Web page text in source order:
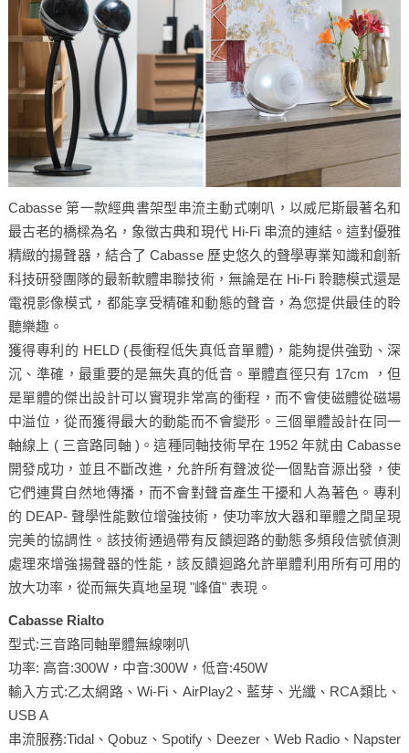
Cabasse 第一款經典書架型串流主動式喇叭，以威尼斯最著名和
最古老的橋樑為名，象徵古典和現代 Hi-Fi 串流的連結。這對優雅
精緻的揚聲器，結合了 Cabasse 歷史悠久的聲學專業知識和創新
科技研發團隊的最新軟體串聯技術，無論是在 Hi-Fi 聆聽模式還是
電視影像模式，都能享受精確和動態的聲音，為您提供最佳的聆
聽樂趣。
獲得專利的 HELD (長衝程低失真低音單體)，能夠提供強勁、深
沉、準確，最重要的是無失真的低音。單體直徑只有 17cm ，但
是單體的傑出設計可以實現非常高的衝程，而不會使磁體從磁場
中溢位，從而獲得最大的動能而不會變形。三個單體設計在同一
軸線上 ( 三音路同軸 )。這種同軸技術早在 1952 年就由 Cabasse
開發成功，並且不斷改進，允許所有聲波從一個點音源出發，使
它們連貫自然地傳播，而不會對聲音產生干擾和人為著色。專利
的 DEAP- 聲學性能數位增強技術，使功率放大器和單體之間呈現
完美的協調性。該技術通過帶有反饋迴路的動態多頻段信號偵測
處理來增強揚聲器的性能，該反饋迴路允許單體利用所有可用的
放大功率，從而無失真地呈現 "峰值" 表現。
Cabasse Rialto
型式:三音路同軸單體無線喇叭
功率: 高音:300W，中音:300W，低音:450W
輸入方式:乙太網路、Wi-Fi、AirPlay2、藍芽、光纖、RCA類比、
USB A
串流服務:Tidal、Qobuz、Spotify、Deezer、Web Radio、Napster